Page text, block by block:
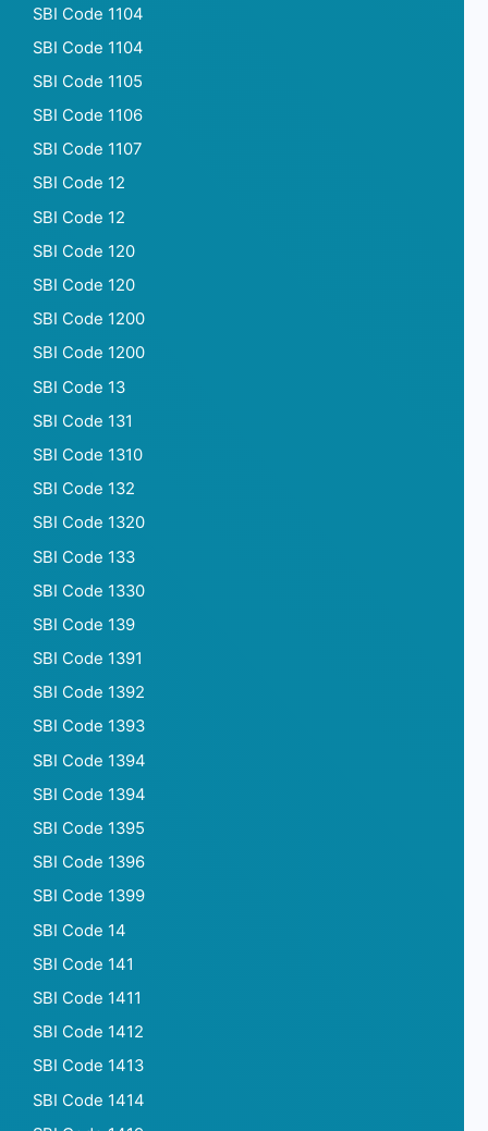
SBI Code 1104
SBI Code 1104
SBI Code 1105
SBI Code 1106
SBI Code 1107
SBI Code 12
SBI Code 12
SBI Code 120
SBI Code 120
SBI Code 1200
SBI Code 1200
SBI Code 13
SBI Code 131
SBI Code 1310
SBI Code 132
SBI Code 1320
SBI Code 133
SBI Code 1330
SBI Code 139
SBI Code 1391
SBI Code 1392
SBI Code 1393
SBI Code 1394
SBI Code 1394
SBI Code 1395
SBI Code 1396
SBI Code 1399
SBI Code 14
SBI Code 141
SBI Code 1411
SBI Code 1412
SBI Code 1413
SBI Code 1414